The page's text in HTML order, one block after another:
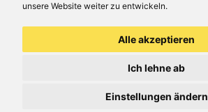
unsere Website weiter zu entwickeln.
Alle akzeptieren
Ich lehne ab
Einstellungen ändern
© Aduis 1996 - 2026